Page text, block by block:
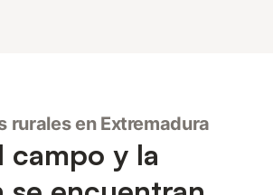
rurales en Extremadura
campo y la